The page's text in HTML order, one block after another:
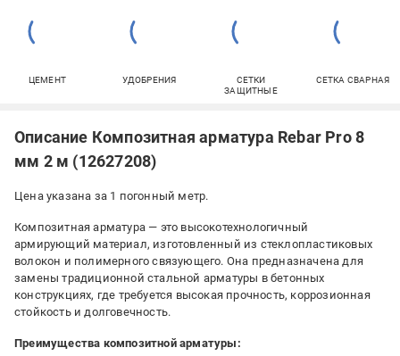
ЦЕМЕНТ УДОБРЕНИЯ
СЕТКИ
ЗАЩИТНЫЕ
СЕТКА СВАРНАЯ
Описание Композитная арматура Rebar Pro 8
мм 2 м (12627208)
Цена указана за 1 погонный метр.
Композитная арматура — это высокотехнологичный
армирующий материал, изготовленный из стеклопластиковых
волокон и полимерного связующего. Она предназначена для
замены традиционной стальной арматуры в бетонных
конструкциях, где требуется высокая прочность, коррозионная
стойкость и долговечность.
Преимущества композитной арматуры: